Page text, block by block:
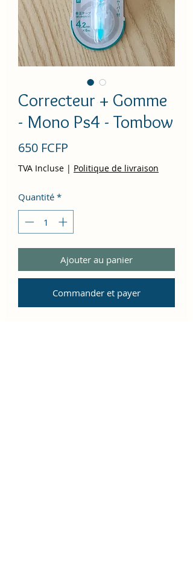
Correcteur + Gomme
- Mono Ps4 - Tombow
650 FCFP
TVA Incluse | Politique de livraison
Quantité *
Ajouter au panier
Commander et payer